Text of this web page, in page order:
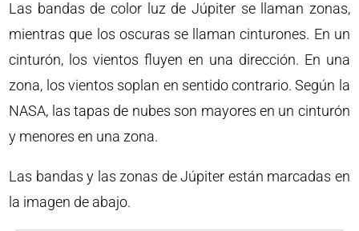
Las bandas de color luz de Júpiter se llaman zonas,
mientras que los oscuras se llaman cinturones. En un
cinturón, los vientos fluyen en una dirección. En una
zona, los vientos soplan en sentido contrario. Según la
NASA, las tapas de nubes son mayores en un cinturón
y menores en una zona.
Las bandas y las zonas de Júpiter están marcadas en
la imagen de abajo.